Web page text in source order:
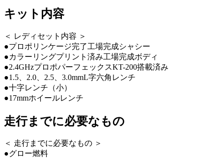
キット内容
＜ レディセット内容 ＞
●プロポリンケージ完了工場完成シャシー
●カラーリングプリント済み工場完成ボディ
●2.4GHzプロポパーフェックスKT-200搭載済み
●1.5、2.0、2.5、3.0mmL字六角レンチ
●十字レンチ（小）
●17mmホイールレンチ
走行までに必要なもの
＜ 走行までに必要なもの ＞
●グロー燃料